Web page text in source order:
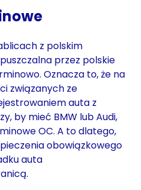
z polskim
przez polskie
Oznacza to, że na
związanych ze
auta z
by mieć BMW lub Audi,
OC. A to dlatego,
obowiązkowego
auta